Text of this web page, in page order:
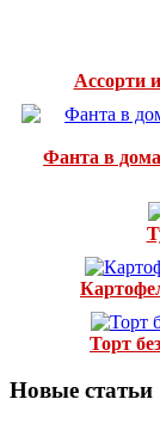
Ассорти
Фанта в
Торт
Новые статьи